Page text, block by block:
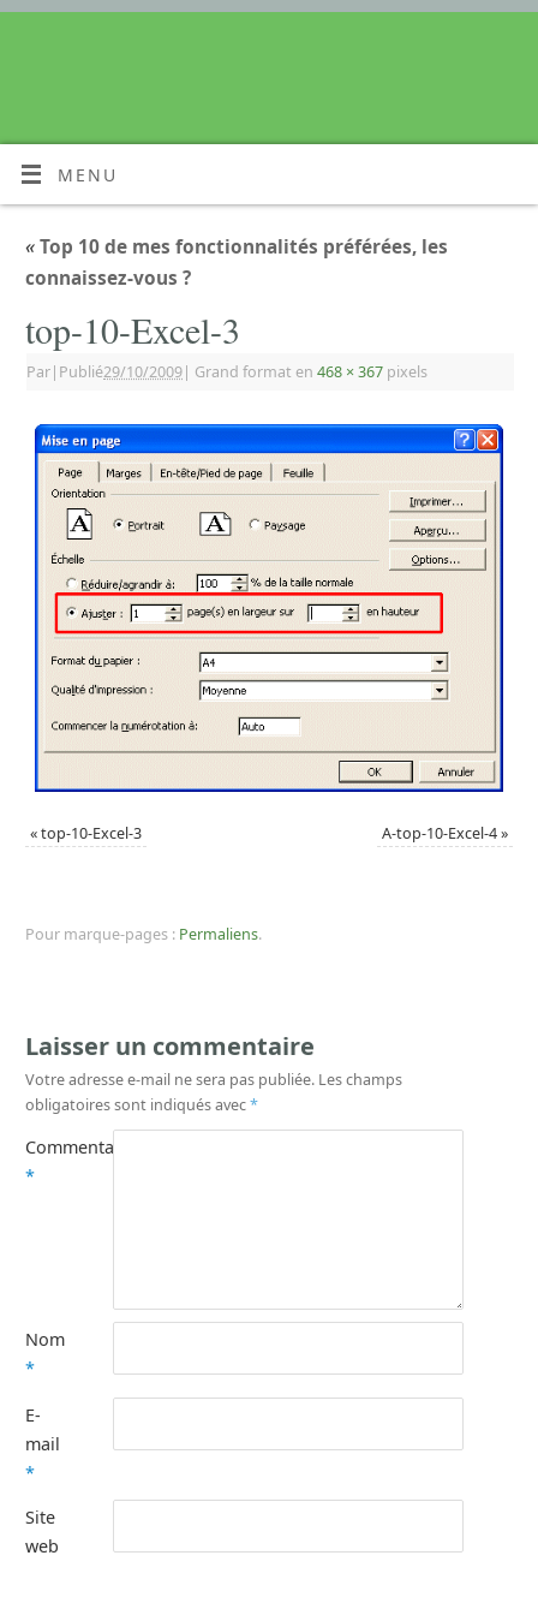
MENU
«Top 10 de mes fonctionnalités préférées, les
connaissez-vous ?
top-10-Excel-3
Par| Publié29/10/2009| Grand format en 468 × 367 pixels
«top-10-Excel-3 A-top-10-Excel-4»
Pour marque-pages : Permaliens.
Laisser un commentaire
Votre adresse e-mail ne sera pas publiée. Les champs
obligatoires sont indiqués avec*
Commentaire
*
Nom
*
E-
mail
*
Site
web